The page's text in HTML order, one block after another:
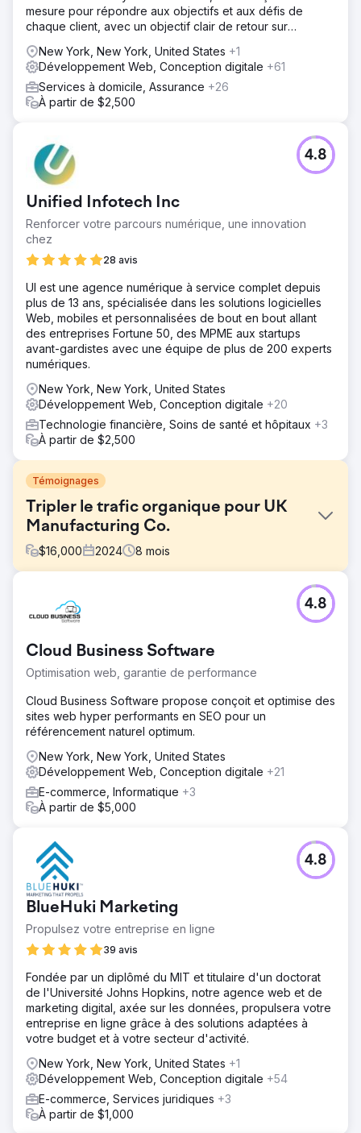
mesure pour répondre aux objectifs et aux défis de
chaque client, avec un objectif clair de retour sur
New York, New York, United States +1
Développement Web, Conception digitale +61
Services à domicile, Assurance +26
À partir de $2,500
Unified Infotech Inc
Renforcer votre parcours numérique, une innovation
chez
28 avis
4.8
UI est une agence numérique à service complet depuis
plus de 13 ans, spécialisée dans les solutions logicielles
Web, mobiles et personnalisées de bout en bout allant
des entreprises Fortune 50, des MPME aux startups
avant-gardistes avec une équipe de plus de 200 experts
numériques.
New York, New York, United States
Développement Web, Conception digitale +20
Technologie financière, Soins de santé et hôpitaux +3
À partir de $2,500
Témoignages
Tripler le trafic organique pour UK
Manufacturing Co.
$16,000 2024 8 mois
Le site du client était mal classé selon les termes du
secteur, présentait de faibles scores SEO techniques, des
entraînait une faible visibilité dans les moteurs de
recherche, un faible engagement et une génération de
leads organiques minimale, malgré une présence
concurrentielle sur le marché.
Solution
Nous avons effectué une refonte complète du
référencement, ajouté l'optimisation générative des
moteurs (GEO) pour la recherche IA, publié du contenu
d'intention d'achat de haute autorité et optimisé les Core
Web Vitals pour répondre aux critères de performance et
d'expérience utilisateur, améliorant ainsi à la fois les
Résultat
Le trafic organique a augmenté de 312 %, le classement
moyen des mots clés est passé de la 43e à la 7e position
et les leads entrants ont été multipliés par 2,7 par rapport
à l'année précédente. L'optimisation du référencement et
du contenu du site a positionné la marque comme un
leader du secteur, générant une croissance durable à
Vers la page de l'agence
Cloud Business Software
Optimisation web, garantie de performance
4.8
Cloud Business Software propose conçoit et optimise des
sites web hyper performants en SEO pour un
référencement naturel optimum.
New York, New York, United States
Développement Web, Conception digitale +21
E-commerce, Informatique +3
À partir de $5,000
BlueHuki Marketing
Propulsez votre entreprise en ligne
39 avis
4.8
Fondée par un diplômé du MIT et titulaire d'un doctorat
de l'Université Johns Hopkins, notre agence web et de
marketing digital, axée sur les données, propulsera votre
entreprise en ligne grâce à des solutions adaptées à
votre budget et à votre secteur d'activité.
New York, New York, United States +1
Développement Web, Conception digitale +54
E-commerce, Services juridiques +3
À partir de $1,000